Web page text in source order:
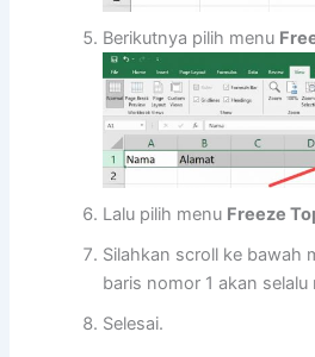
Berikutnya pilih menu
Lalu pilih menu Freeze
Silahkan scroll ke bawah
baris nomor 1 akan
Selesai.